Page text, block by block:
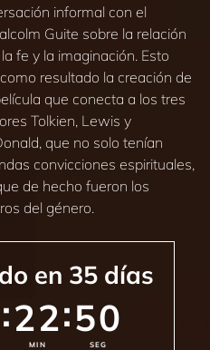
informal con el
Guite sobre la relación
fe y la imaginación. Esto
resultado la creación de
que conecta a los tres
Tolkien, Lewis y
que no solo tenían
convicciones espirituales,
de hecho fueron los
del género.
en 35 días
:22
MIN
:47
SEG